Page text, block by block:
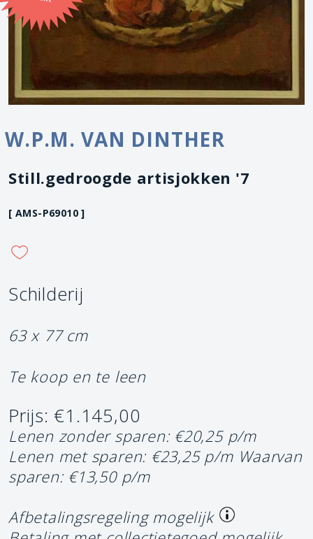
W.P.M. VAN DINTHER
Still.gedroogde artisjokken '7
[ AMS-P69010 ]
Schilderij
63 x 77 cm
Te koop en te leen
Prijs: €1.145,00
Lenen zonder sparen: €20,25 p/m
Lenen met sparen: €23,25 p/m Waarvan
sparen: €13,50 p/m
Afbetalingsregeling mogelijk